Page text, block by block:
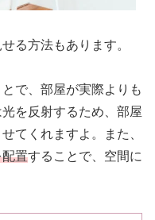
る方法もあります。
とで、部屋が実際よりも
を反射するため、部屋
てくれますよ。また、
置することで、空間に